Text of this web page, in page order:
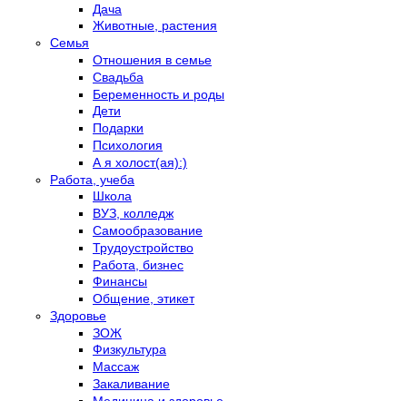
Дача
Животные, растения
Семья
Отношения в семье
Свадьба
Беременность и роды
Дети
Подарки
Психология
А я холост(ая):)
Работа, учеба
Школа
ВУЗ, колледж
Самообразование
Трудоустройство
Работа, бизнес
Финансы
Общение, этикет
Здоровье
ЗОЖ
Физкультура
Массаж
Закаливание